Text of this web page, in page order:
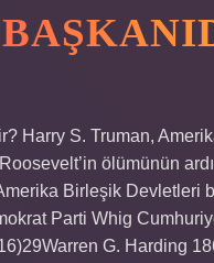
Harry S. Truman,
ölümünün
Birleşik Devletleri
Parti Whig
G. Harding